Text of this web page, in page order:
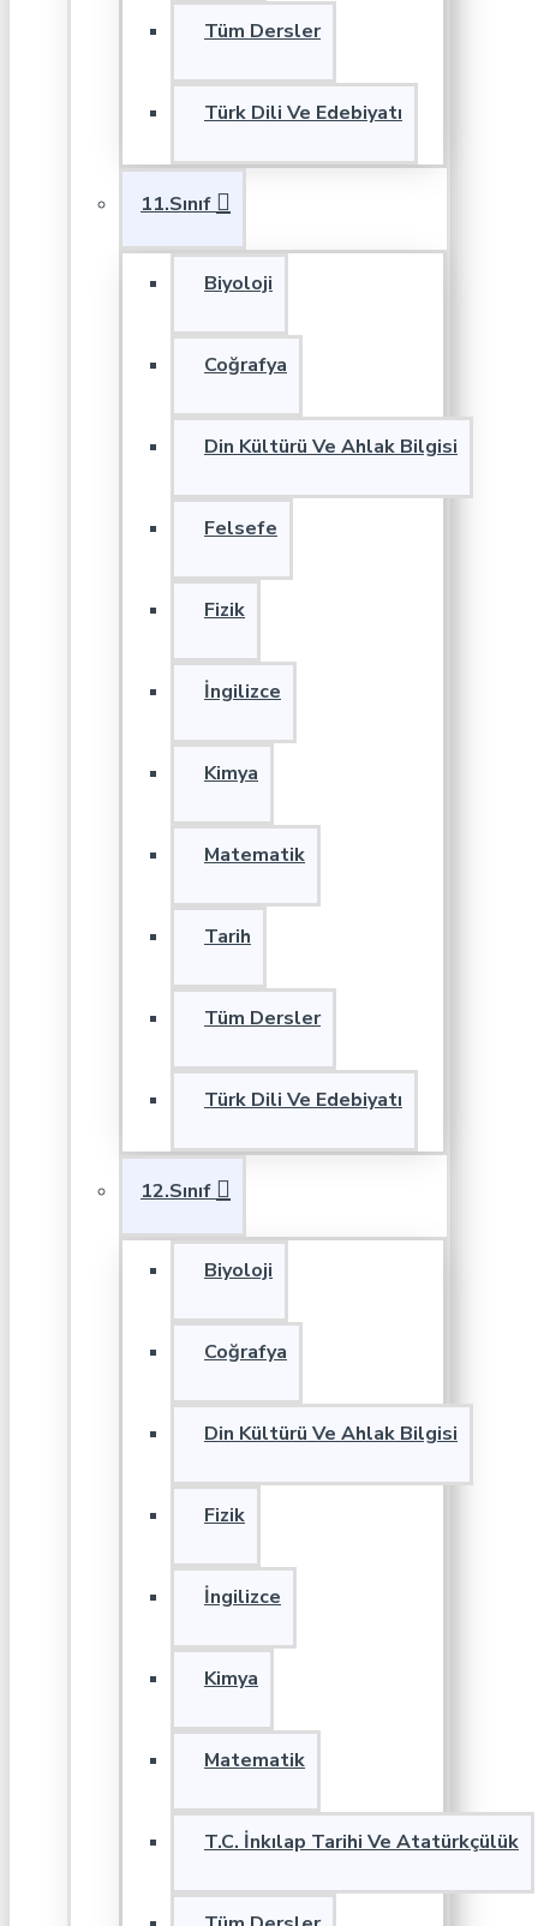
Tüm Dersler
Türk Dili Ve Edebiyatı
11.Sınıf
Biyoloji
Coğrafya
Din Kültürü Ve Ahlak Bilgisi
Felsefe
Fizik
İngilizce
Kimya
Matematik
Tarih
Tüm Dersler
Türk Dili Ve Edebiyatı
12.Sınıf
Biyoloji
Coğrafya
Din Kültürü Ve Ahlak Bilgisi
Fizik
İngilizce
Kimya
Matematik
T.C. İnkılap Tarihi Ve Atatürkçülük